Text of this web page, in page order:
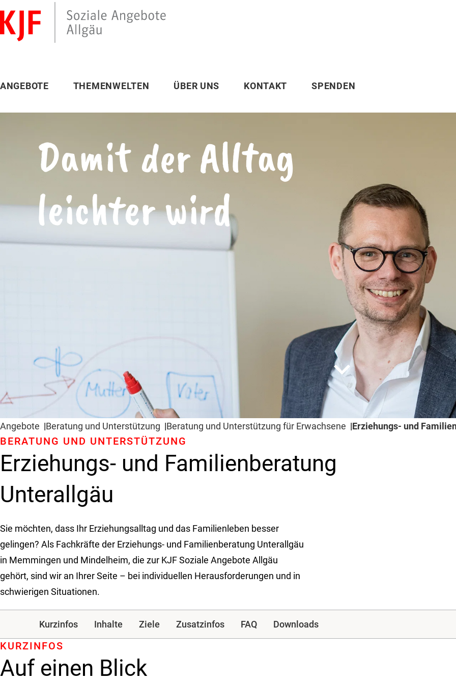
ANGEBOTE THEMENWELTEN ÜBER UNS KONTAKT SPENDEN
Damit der Alltag
leichter wird
expand_more
Angebote Beratung und Unter­stützung Beratung und Unterstützung für Erwachsene Erziehungs- und
Erziehungs- und Familienberatung
Unterallgäu
BERATUNG UND UNTER­STÜTZUNG
Sie möchten, dass Ihr Erziehungsalltag und das Familienleben besser
gelingen? Als Fachkräfte der Erziehungs- und Familienberatung Unterallgäu
in Memmingen und Mindelheim, die zur KJF Soziale Angebote Allgäu
gehört, sind wir an Ihrer Seite – bei individuellen Herausforderungen und in
schwierigen Situationen.
Kurzinfos Inhalte Ziele Zusatzinfos FAQ Downloads
Auf einen Blick
KURZINFOS